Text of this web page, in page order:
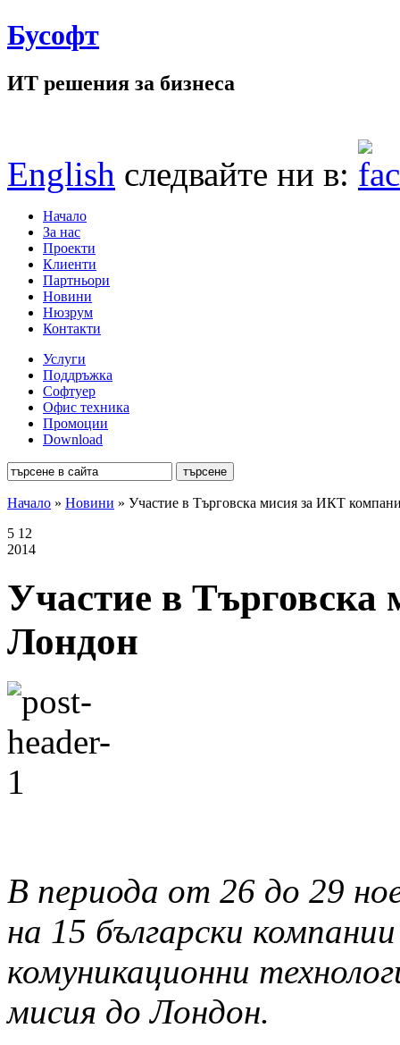
Бусофт
ИТ решения за бизнеса
English следвайте ни в:
Начало
За нас
Проекти
Клиенти
Партньори
Новини
Нюзрум
Контакти
Услуги
Поддръжка
Софтуер
Офис техника
Промоции
Download
Начало » Новини » Участие в Търговска мисия за ИКТ
5 12
2014
Участие в
Лондон
В периода от 26 до 29
на 15 български
комуникационни
мисия до Лондон.